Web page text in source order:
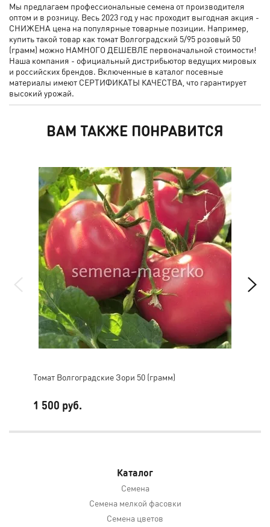
Мы предлагаем профессиональные семена от производителя
оптом и в розницу. Весь 2023 год у нас проходит выгодная акция -
СНИЖЕНА цена на популярные товарные позиции. Например,
купить такой товар как томат Волгоградский 5/95 розовый 50
(грамм) можно НАМНОГО ДЕШЕВЛЕ первоначальной стоимости!
Наша компания - официальный дистрибьютор ведущих мировых
и российских брендов. Включенные в каталог посевные
материалы имеют СЕРТИФИКАТЫ КАЧЕСТВА, что гарантирует
высокий урожай.
ВАМ ТАКЖЕ ПОНРАВИТСЯ
Томат Волгоградские Зори 50 (грамм)
1 500 руб.
Каталог
Семена
Семена мелкой фасовки
Семена цветов